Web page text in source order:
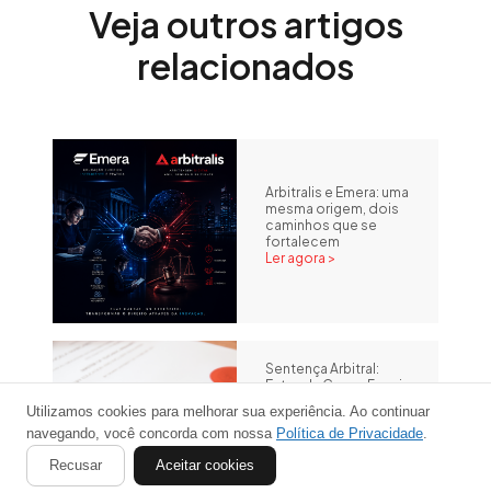
Veja outros artigos
relacionados
Arbitralis e Emera: uma
mesma origem, dois
caminhos que se
fortalecem
Ler agora >
Sentença Arbitral:
Entenda Como Funciona
Ler agora >
Utilizamos cookies para melhorar sua experiência. Ao continuar
navegando, você concorda com nossa Política de Privacidade.
Recusar
Aceitar cookies